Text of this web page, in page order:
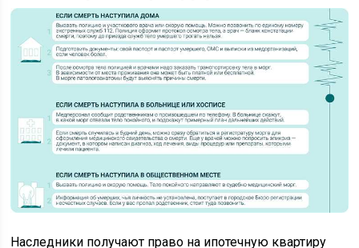
Наследники получают право на ипотечную квартиру